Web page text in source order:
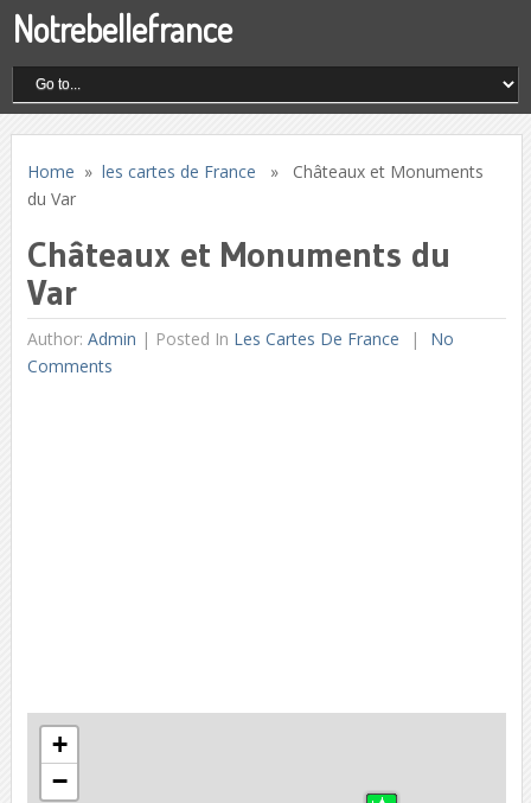
Notrebellefrance
Home » les cartes de France » Châteaux et Monuments
du Var
Châteaux et Monuments du
Var
Author: Admin | Posted In Les Cartes De France
No
Comments
+
−